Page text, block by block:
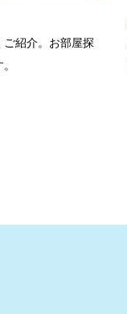
紹介。お部屋探